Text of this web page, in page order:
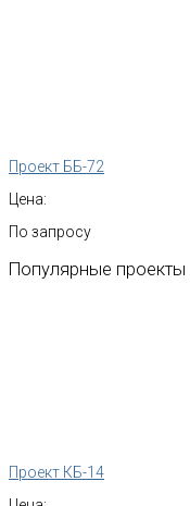
Проект ББ-72
Цена:
По запросу
Популярные проекты
Проект КБ-14